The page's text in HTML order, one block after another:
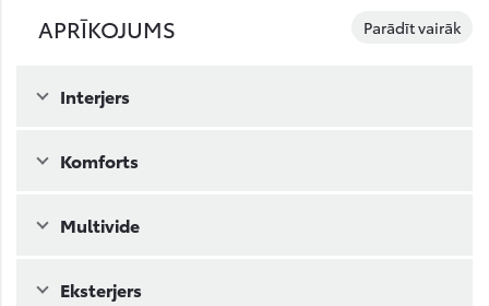
Parādīt vairāk
APRĪKOJUMS
Interjers
Komforts
Multivide
Eksterjers